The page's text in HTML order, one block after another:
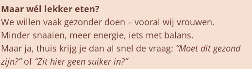
Maar wél lekker eten?
We willen vaak gezonder doen – vooral wij vrouwen.
Minder snaaien, meer energie, iets met balans.
Maar ja, thuis krijg je dan al snel de vraag: “Moet ditgezond
zijn?” of “Zithiergeen suikerin?”